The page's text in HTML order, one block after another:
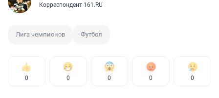
Корреспондент 161.RU
Лига чемпионов Футбол
0 0 0 0 0